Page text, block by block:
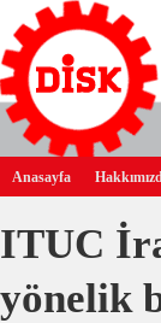
Anasayfa
ITUC
yönelik